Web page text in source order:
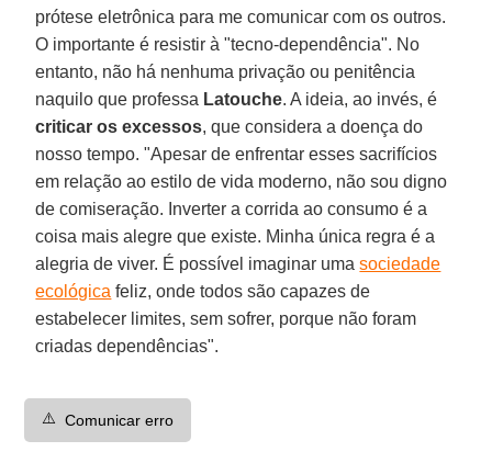
prótese eletrônica para me comunicar com os outros.
O importante é resistir à "tecno-dependência". No
entanto, não há nenhuma privação ou penitência
naquilo que professa Latouche. A ideia, ao invés, é
criticar os excessos, que considera a doença do
nosso tempo. "Apesar de enfrentar esses sacrifícios
em relação ao estilo de vida moderno, não sou digno
de comiseração. Inverter a corrida ao consumo é a
coisa mais alegre que existe. Minha única regra é a
alegria de viver. É possível imaginar umasociedade
ecológica feliz, onde todos são capazes de
estabelecer limites, sem sofrer, porque não foram
criadas dependências".
⚠️ Comunicar erro